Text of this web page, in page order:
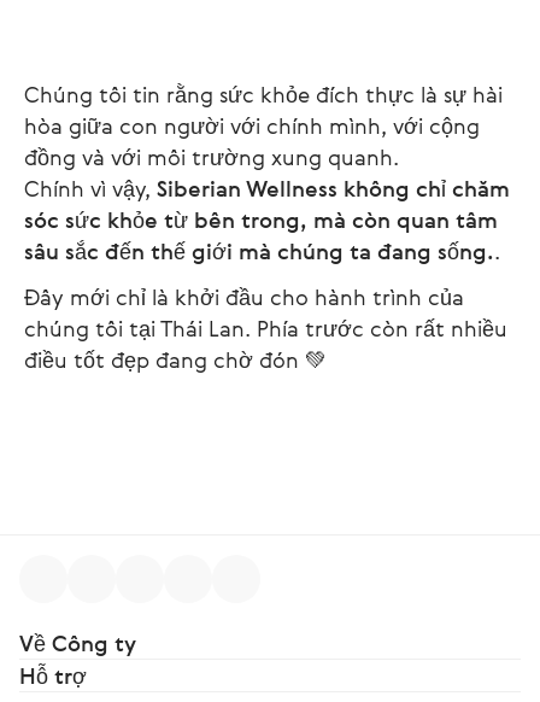
Chúng tôi tin rằng sức khỏe đích thực là sự hài
hòa giữa con người với chính mình, với cộng
đồng và với môi trường xung quanh.
Chính vì vậy, Siberian Wellness không chỉ chăm
sóc sức khỏe từ bên trong, mà còn quan tâm
sâu sắc đến thế giới mà chúng ta đang sống..
Đây mới chỉ là khởi đầu cho hành trình của
chúng tôi tại Thái Lan. Phía trước còn rất nhiều
điều tốt đẹp đang chờ đón 💚
Về Công ty
Hỗ trợ